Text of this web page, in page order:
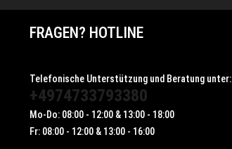
FRAGEN? HOTLINE
Telefonische Unterstützung und Beratung unter:
+4974733793380
Mo-Do: 08:00 - 12:00 & 13:00 - 18:00
Fr: 08:00 - 12:00 & 13:00 - 16:00